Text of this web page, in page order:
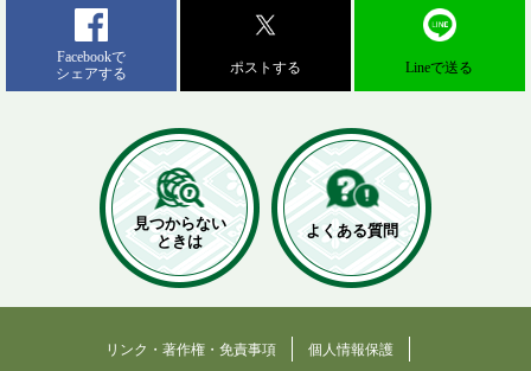
Facebookで
シェアする
ポストする Lineで送る
見つからない
ときは
よくある質問
リンク・著作権・免責事項 個人情報保護